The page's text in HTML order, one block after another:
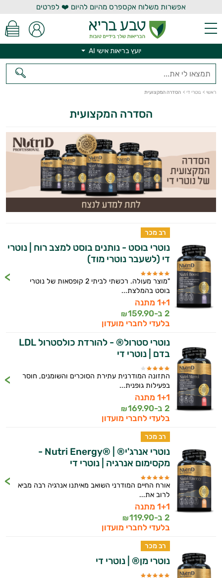
אפשרות משלוח אקספרס מהיום להיום ❤️ לפרטים
יועץ בריאות אישי AI
ראשי > נוטרי די > הסדרה המקצועית
הסדרה המקצועית
רב מכר
נוטרי בוּסט - נותנים בוסט למצב רוח | נוטרי
די (לשעבר נוטרי מוד)
"מוצר מעולה. רכשתי לביתי 2 קופסאות של נוטרי
בוסט בהמלצת...
1+1 מתנה
2 ב-
159.90
₪
בלעדי לחברי מועדון
נוטרי סטרול® - להורדת כולסטרול LDL
בדם | נוטרי די
התזונה המודרנית עתירת הסוכרים והשומנים, חוסר
בפעילות גופנית...
1+1 מתנה
2 ב-
169.90
₪
בלעדי לחברי מועדון
רב מכר
נוטרי אנרג'י® | ®Nutri Energy -
מקסימום אנרגיה | נוטרי די
אורח החיים המודרני השואב מאיתנו אנרגיה רבה מביא
לרוב את...
1+1 מתנה
2 ב-
119.90
₪
בלעדי לחברי מועדון
רב מכר
נוטרי מן® | נוטרי די
יועץ בריאות אישי AI